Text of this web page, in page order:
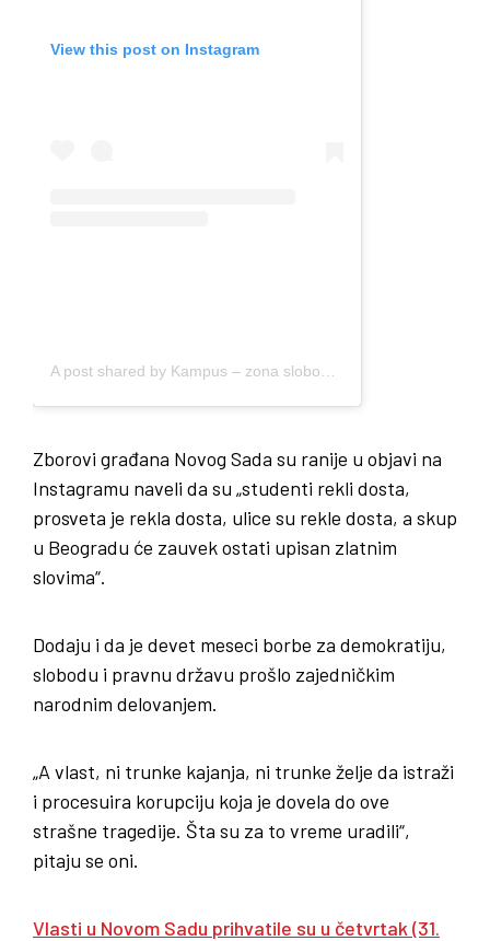
View this post on Instagram
Zborovi građana Novog Sada su ranije u objavi na
Instagramu naveli da su „studenti rekli dosta,
prosveta je rekla dosta, ulice su rekle dosta, a skup
u Beogradu će zauvek ostati upisan zlatnim
slovima“.
Dodaju i da je devet meseci borbe za demokratiju,
slobodu i pravnu državu prošlo zajedničkim
narodnim delovanjem.
„A vlast, ni trunke kajanja, ni trunke želje da istraži
i procesuira korupciju koja je dovela do ove
strašne tragedije. Šta su za to vreme uradili“,
pitaju se oni.
Vlasti u Novom Sadu prihvatile su u četvrtak (31.